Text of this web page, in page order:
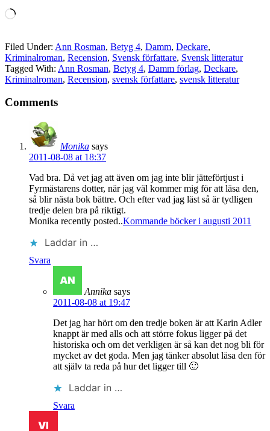
Laddar
Filed Under: Ann Rosman, Betyg 4, Damm, Deckare,
Kriminalroman, Recension, Svensk författare, Svensk litteratur
Tagged With: Ann Rosman, Betyg 4, Damm förlag, Deckare,
Kriminalroman, Recension, svensk författare, svensk litteratur
Comments
Monika says
2011-08-08 at 18:37
Vad bra. Då vet jag att även om jag inte blir jätteförtjust i
Fyrmästarens dotter, när jag väl kommer mig för att läsa den,
så blir nästa bok bättre. Och efter vad jag läst så är tydligen
tredje delen bra på riktigt.
Monika recently posted..Kommande böcker i augusti 2011
Laddar in …
Svara
Annika says
2011-08-08 at 19:47
Det jag har hört om den tredje boken är att Karin Adler
knappt är med alls och att större fokus ligger på det
historiska och om det verkligen är så kan det nog bli för
mycket av det goda. Men jag tänker absolut läsa den för
att själv ta reda på hur det ligger till 🙂
Laddar in …
Svara